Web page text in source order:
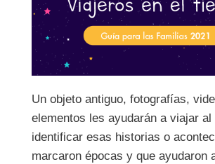
Un objeto antiguo, fotografías,
elementos les ayudarán a viajar al
identificar esas historias o
marcaron épocas y que ayudaron